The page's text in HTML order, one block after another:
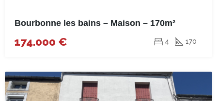
Bourbonne les bains – Maison – 170m²
174.000 € 4 170